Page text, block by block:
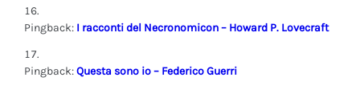
Pingback: I racconti del Necronomicon – Howard P. Lovecraft
Pingback:Questa sono io – Federico Guerri